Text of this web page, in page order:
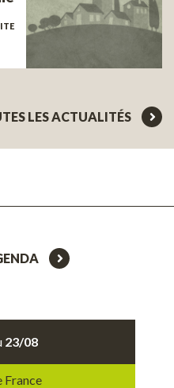
LES ACTUALITÉS
23/08
France